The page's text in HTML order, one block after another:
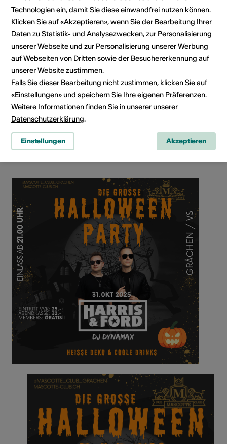
Dorfplatz, 3925 Grächen
Route planen
Technologien ein, damit Sie diese einwandfrei nutzen können.
Klicken Sie auf «Akzeptieren», wenn Sie der Bearbeitung Ihrer
Daten zu Statistik- und Analysezwecken, zur Personalisierung
unserer Webseite und zur Personalisierung unserer Werbung
auf Webseiten von Dritten sowie der Besuchererkennung auf
unserer Website zustimmen.
Falls Sie dieser Bearbeitung nicht zustimmen, klicken Sie auf
«Einstellungen» und speichern Sie Ihre eigenen Präferenzen.
Weitere Informationen finden Sie in unserer unserer
Datenschutzerklärung.
Einstellungen Akzeptieren